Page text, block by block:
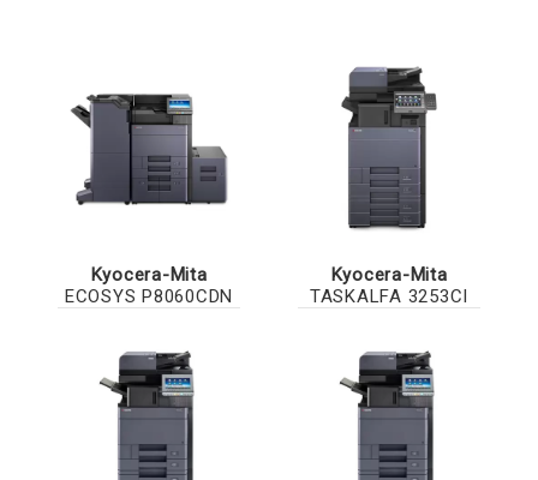
Kyocera-Mita
ECOSYS P8060CDN
Kyocera-Mita
TASKALFA 3253CI